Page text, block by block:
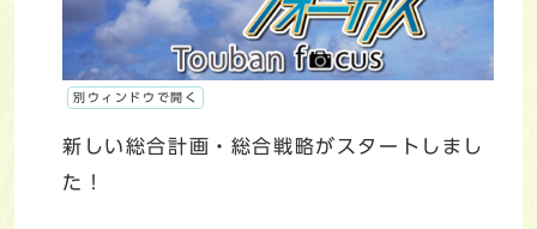
別ウィンドウで開く
新しい総合計画・総合戦略がスタートしまし
た！